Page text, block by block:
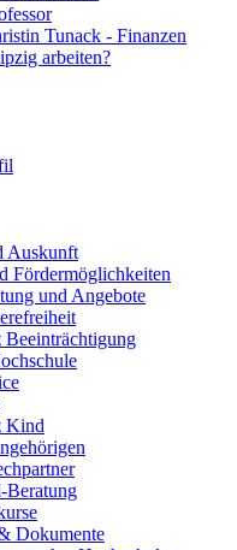
Tunack - Finanzen
arbeiten?
Auskunft
Fördermöglichkeiten
und Angebote
Beeinträchtigung
Kind
Beratung
Dokumente